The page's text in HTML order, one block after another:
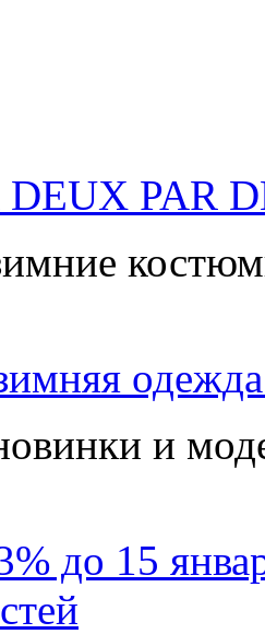
DEUX PAR
и
до 15